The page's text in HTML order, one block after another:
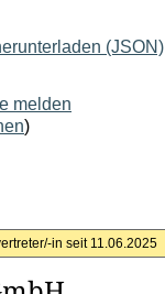
(JSON)
melden
)
in seit 11.06.2025